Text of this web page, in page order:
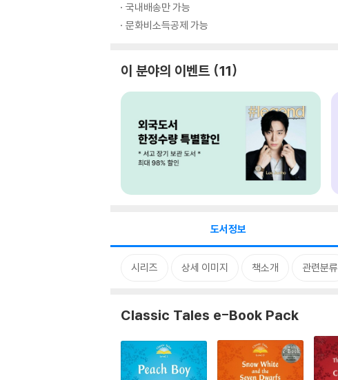
국내배송만 가능
문화비소득공제 가능
이 분야의 이벤트 11
도서정보
시리즈 상세 이미지 책소개 관련분류
Classic Tales e-Book Pack